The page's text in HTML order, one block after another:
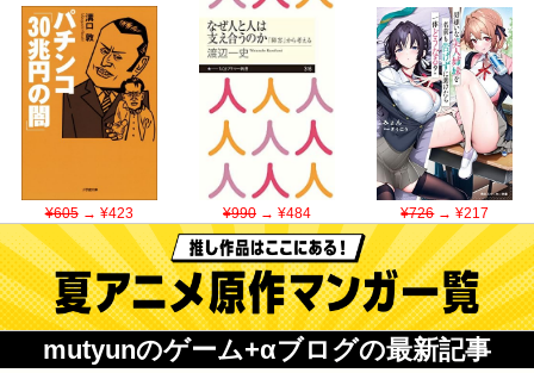
¥605→ ¥423 ¥990→ ¥484 ¥726→ ¥217
mutyunのゲーム+αブログの最新記事